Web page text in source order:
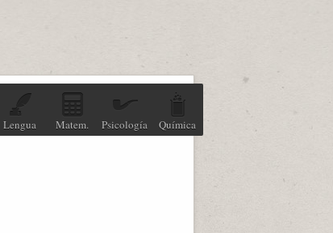
Lengua Matem. Psicología Química